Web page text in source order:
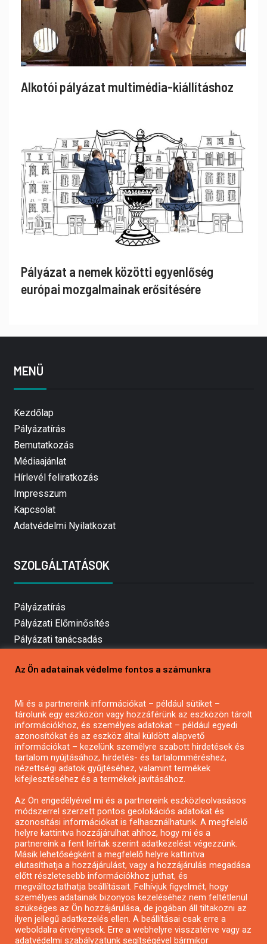
Alkotói pályázat multimédia-kiállításhoz
Pályázat a nemek közötti egyenlőség
európai mozgalmainak erősítésére
MENÜ
Kezdőlap
Pályázatírás
Bemutatkozás
Médiaajánlat
Hírlevél feliratkozás
Impresszum
Kapcsolat
Adatvédelmi Nyilatkozat
SZOLGÁLTATÁSOK
Pályázatírás
Pályázati Előminősítés
Pályázati tanácsadás
Mezőgazdasági pályázatírás
Pályázatírás civil szervezeteknek
Pályázatírás önkormányzatoknak
Pályázatfigyelés
Specifikus pályázatfigyelés vagy hírlevél
Pályázatok magánszemélyeknek
Pályázatok civil szervezeteknek
Pályázatok vállalkozásoknak
Önkormányzati pályázatok
Mezőgazdasági pályázatok
Falusi turizmus pályázatok
Napelem pályázatok
Az Ön adatainak védelme fontos a számunkra
Mi és a partnereink információkat – például sütiket –
tárolunk egy eszközön vagy hozzáférünk az eszközön tárolt
információkhoz, és személyes adatokat – például egyedi
azonosítókat és az eszköz által küldött alapvető
információkat – kezelünk személyre szabott hirdetések és
tartalom nyújtásához, hirdetés- és tartalomméréshez,
nézettségi adatok gyűjtéséhez, valamint termékek
kifejlesztéséhez és a termékek javításához.
Az Ön engedélyével mi és a partnereink eszközleolvasásos
módszerrel szerzett pontos geolokációs adatokat és
azonosítási információkat is felhasználhatunk. A megfelelő
helyre kattintva hozzájárulhat ahhoz, hogy mi és a
partnereink a fent leírtak szerint adatkezelést végezzünk.
Másik lehetőségként a megfelelő helyre kattintva
elutasíthatja a hozzájárulást, vagy a hozzájárulás megadása
előtt részletesebb információkhoz juthat, és
megváltoztathatja beállításait. Felhívjuk figyelmét, hogy
személyes adatainak bizonyos kezeléséhez nem feltétlenül
szükséges az Ön hozzájárulása, de jogában áll tiltakozni az
ilyen jellegű adatkezelés ellen. A beállításai csak erre a
weboldalra érvényesek. Erre a webhelyre visszatérve vagy az
adatvédelmi szabályzatunk segítségével bármikor